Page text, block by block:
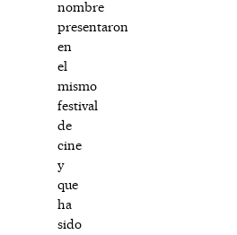
nombre
presentaron
en
el
mismo
festival
de
cine
y
que
ha
sido